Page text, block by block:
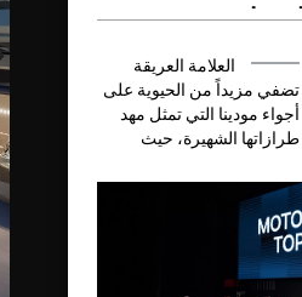
باهر ينسجم
العريق
العلامة العريقة
تضفي مزيداً من الحيوية على
أجواء مودينا التي تمثل مهد
طرازاتها الشهيرة، حيث
سيارة MCPURA الرياضية
الخارقة بلون إيه آي أكوا رينبو
الجديد من إبداع برنامج
في فناء أكاديمية مودينا